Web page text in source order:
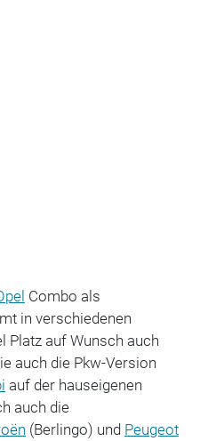
Combo als
in verschiedenen
Platz auf Wunsch auch
auch die Pkw-Version
auf der hauseigenen
auch die
(Berlingo) und Peugeot